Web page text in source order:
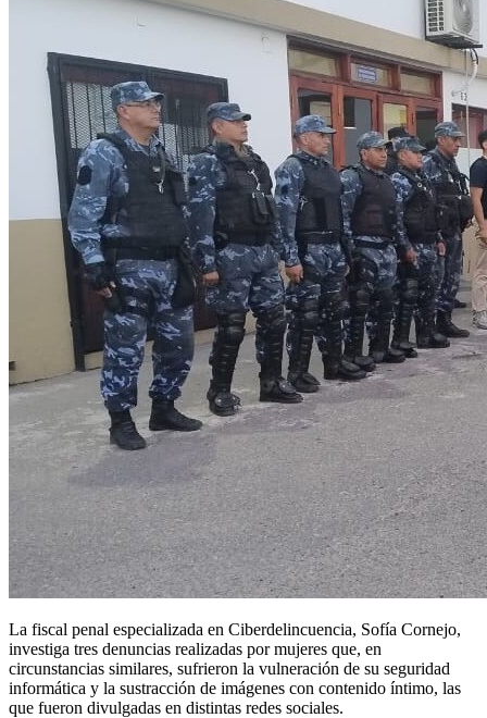
La fiscal penal especializada en Ciberdelincuencia, Sofía Cornejo,
investiga tres denuncias realizadas por mujeres que, en
circunstancias similares, sufrieron la vulneración de su seguridad
informática y la sustracción de imágenes con contenido íntimo, las
que fueron divulgadas en distintas redes sociales.